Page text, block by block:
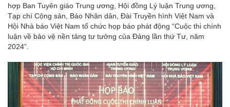
hợp Ban Tuyên giáo Trung ương, Hội đồng Lý luận Trung ương,
Tạp chí Cộng sản, Báo Nhân dân, Đài Truyền hình Việt Nam và
Hội Nhà báo Việt Nam tổ chức họp báo phát động “Cuộc thi chính
luận về bảo vệ nền tảng tư tưởng của Đảng lần thứ Tư, năm
2024”.